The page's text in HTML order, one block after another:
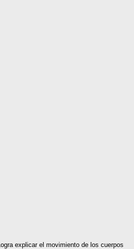
explicar el movimiento de los cuerpos